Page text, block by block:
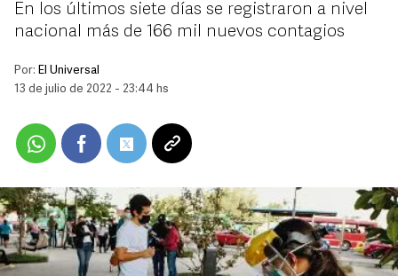
En los últimos siete días se registraron a nivel
nacional más de 166 mil nuevos contagios
Por: El Universal
13 de julio de 2022 - 23:44 hs